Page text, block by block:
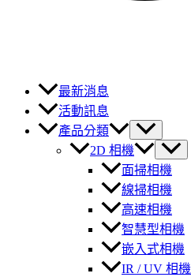
最新消息
活動訊息
產品分類
2D 相機
面掃相機
線掃相機
高速相機
智慧型相機
嵌入式相機
IR / UV 相機